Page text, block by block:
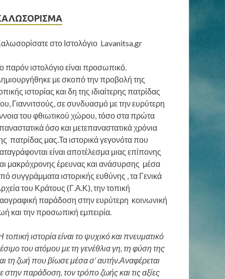
στο Ιστολόγιο Lavanitsa,gr
παρόν ιστολόγιο είναι προσωπικό.
με σκοπό την προβολή της
ιστορίας και δη της ιδιαίτερης πατρίδας
Γιαννιτσούς, σε συνδυασμό με την ευρύτερη
του φθιωτικού χώρου, τόσο στα πρώτα
όσο και μετεπαναστατικά χρόνια
πατρίδας μας.Τα ιστορικά γεγονότα που
είναι αποτέλεσμα μιας επίπονης
μακρόχρονης έρευνας και ανάσυρσης μέσα
συγγράμματα ιστορικής ευθύνης , τα Γενικά
του Κράτους (Γ.Α.Κ), την τοπική
παράδοση στην ευρύτερη κοινωνική
και την προσωπική εμπειρία.
τοπική ιστορία είναι το ψυχικό και πνευματικό
του ατόμου με τη γενέθλια γη, τη φύση της
τη ζωή που βίωσε μέσα σ’ αυτήν.Αναφέρεται
στην παράδοση, τον τρόπο ζωής και τις αξίες